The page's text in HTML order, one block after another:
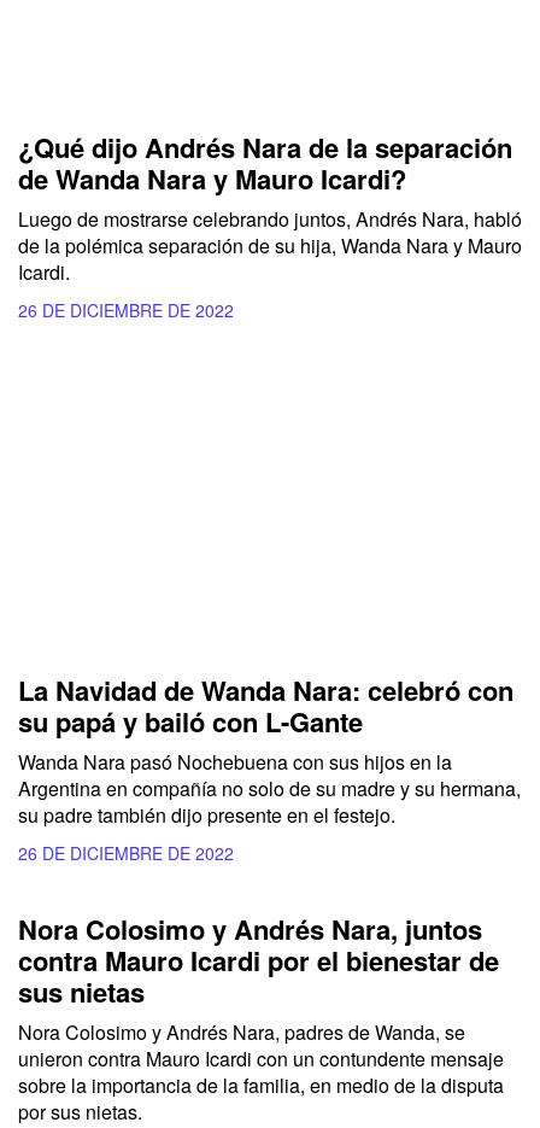
¿Qué dijo Andrés Nara de la separación
de Wanda Nara y Mauro Icardi?
Luego de mostrarse celebrando juntos, Andrés Nara, habló
de la polémica separación de su hija, Wanda Nara y Mauro
Icardi.
26 DE DICIEMBRE DE 2022
La Navidad de Wanda Nara: celebró con
su papá y bailó con L-Gante
Wanda Nara pasó Nochebuena con sus hijos en la
Argentina en compañía no solo de su madre y su hermana,
su padre también dijo presente en el festejo.
26 DE DICIEMBRE DE 2022
Nora Colosimo y Andrés Nara, juntos
contra Mauro Icardi por el bienestar de
sus nietas
Nora Colosimo y Andrés Nara, padres de Wanda, se
unieron contra Mauro Icardi con un contundente mensaje
sobre la importancia de la familia, en medio de la disputa
por sus nietas.